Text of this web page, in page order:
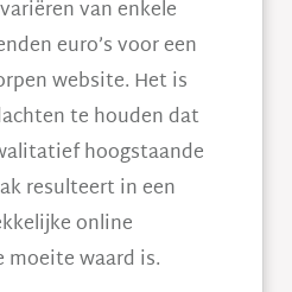
van enkele
euro’s voor een
website. Het is
te houden dat
hoogstaande
resulteert in een
online
moeite waard is.